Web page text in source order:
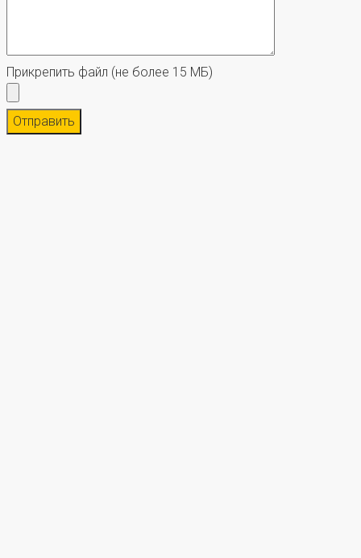
Прикрепить файл (не более 15 МБ)